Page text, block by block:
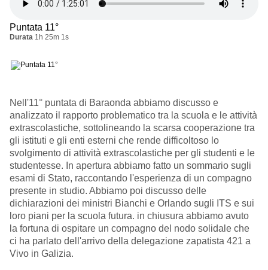
Puntata 11°
Durata 1h 25m 1s
Nell'11° puntata di Baraonda abbiamo discusso e
analizzato il rapporto problematico tra la scuola e le attività
extrascolastiche, sottolineando la scarsa cooperazione tra
gli istituti e gli enti esterni che rende difficoltoso lo
svolgimento di attività extrascolastiche per gli studenti e le
studentesse. In apertura abbiamo fatto un sommario sugli
esami di Stato, raccontando l'esperienza di un compagno
presente in studio. Abbiamo poi discusso delle
dichiarazioni dei ministri Bianchi e Orlando sugli ITS e sui
loro piani per la scuola futura. in chiusura abbiamo avuto
la fortuna di ospitare un compagno del nodo solidale che
ci ha parlato dell'arrivo della delegazione zapatista 421 a
Vivo in Galizia.